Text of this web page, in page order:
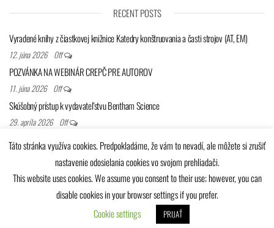
RECENT POSTS
Vyradené knihy z čiastkovej knižnice Katedry konštruovania a časti strojov (AT, EM)
12. júna 2026 Off
POZVÁNKA NA WEBINÁR CREPČ PRE AUTOROV
11. júna 2026 Off
Skúšobný prístup k vydavateľstvu Bentham Science
29. apríla 2026 Off
Databáza bezpečnostných a strategických štúdií (EBSCO)
Off
Univerzitná knižnica Žilinskej univerzity © 2025
Táto stránka využíva cookies. Predpokladáme, že vám to nevadí, ale môžete si zrušiť
nastavenie odosielania cookies vo svojom prehliadači.
This website uses cookies. We assume you consent to their use; however, you can
disable cookies in your browser settings if you prefer.
Cookie settings
PRIJAŤ